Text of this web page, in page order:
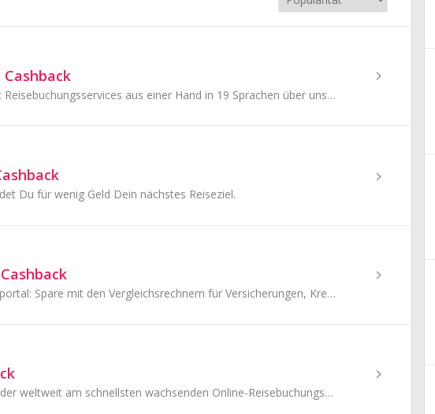
Cashback
Trip.com bietet Reisebuchungsservices aus einer Hand in 19 Sprachen über unsere Website und mobile App.
Du für wenig Geld Dein nächstes Reiseziel.
Das Vergleichsportal: Spare mit den Vergleichsrechnern für Versicherungen, Kredite, Energie, DSL, Reisen, Flüge und mehr.
Agoda ist eine der weltweit am schnellsten wachsenden Online-Reisebuchungsplattformen. Sie bietet Reisenden einen einfachen Zugang zu einer großen Aus